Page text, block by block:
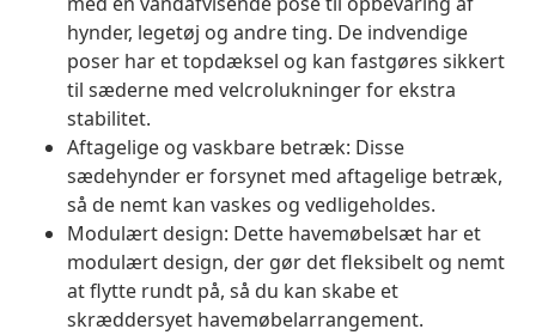
hynder, legetøj og andre ting. De indvendige
poser har et topdæksel og kan fastgøres sikkert
til sæderne med velcrolukninger for ekstra
stabilitet.
Aftagelige og vaskbare betræk: Disse
sædehynder er forsynet med aftagelige betræk,
så de nemt kan vaskes og vedligeholdes.
Modulært design: Dette havemøbelsæt har et
modulært design, der gør det fleksibelt og nemt
at flytte rundt på, så du kan skabe et
skræddersyet havemøbelarrangement.